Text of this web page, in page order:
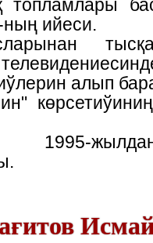
топламлары
ийеси.
алып